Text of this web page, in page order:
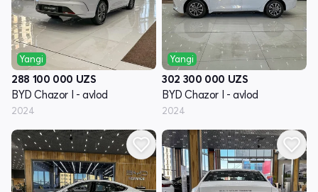
Yangi
288 100 000 UZS
BYD Chazor I - avlod
2024
Yangi
302 300 000 UZS
BYD Chazor I - avlod
2024